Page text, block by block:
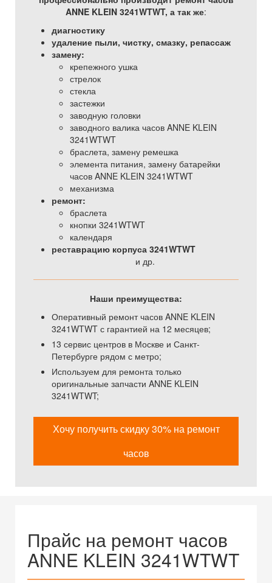
ANNE KLEIN 3241WTWT, а так же:
диагностику
удаление пыли, чистку, смазку, репассаж
замену:
крепежного ушка
стрелок
стекла
застежки
заводную головки
заводного валика часов ANNE KLEIN
3241WTWT
браслета, замену ремешка
элемента питания, замену батарейки
часов ANNE KLEIN 3241WTWT
механизма
ремонт:
браслета
кнопки 3241WTWT
календаря
реставрацию корпуса 3241WTWT
и др.
Наши преимущества:
Оперативный ремонт часов ANNE KLEIN
3241WTWT с гарантией на 12 месяцев;
13 сервис центров в Москве и Санкт-
Петербурге рядом с метро;
Используем для ремонта только
оригинальные запчасти ANNE KLEIN
3241WTWT;
Хочу получить скидку 30% на ремонт
часов
Прайс на ремонт часов
ANNE KLEIN 3241WTWT